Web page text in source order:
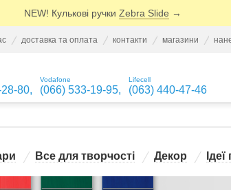
NEW! Кулькові ручки Zebra Slide →
доставка та оплата контакти магазини
80,
Vodafone
(066) 533-19-95,
Lifecell
(063) 440-47-46
Все для творчості Декор